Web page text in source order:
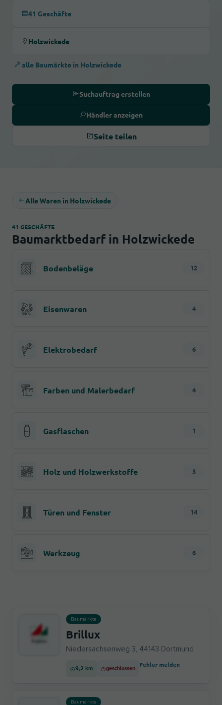
41 Geschäfte
Holzwickede
alle Baumärkte in Holzwickede
Suchauftrag erstellen
Händler anzeigen
Seite teilen
Alle Waren in Holzwickede
41 GESCHÄFTE
Baumarktbedarf in Holzwickede
Bodenbeläge 12
Eisenwaren 4
Elektrobedarf 6
Farben und Malerbedarf 4
Gasflaschen 1
Holz und Holzwerkstoffe 3
Türen und Fenster 14
Werkzeug 6
Baumärkte
Brillux
Niedersachsenweg 3, 44143 Dortmund
9,2 km geschlossen
Fehler melden
Baumärkte